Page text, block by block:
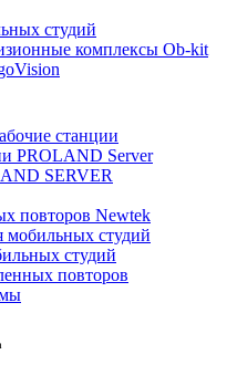
студий
комплексы Ob-kit
станции
PROLAND Server
SERVER
повторов Newtek
мобильных студий
студий
повторов